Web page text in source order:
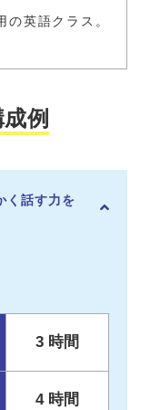
英語クラス。
例
く話す力を
3 時間
4 時間